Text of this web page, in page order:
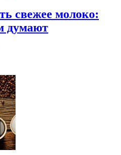
свежее молоко:
думают